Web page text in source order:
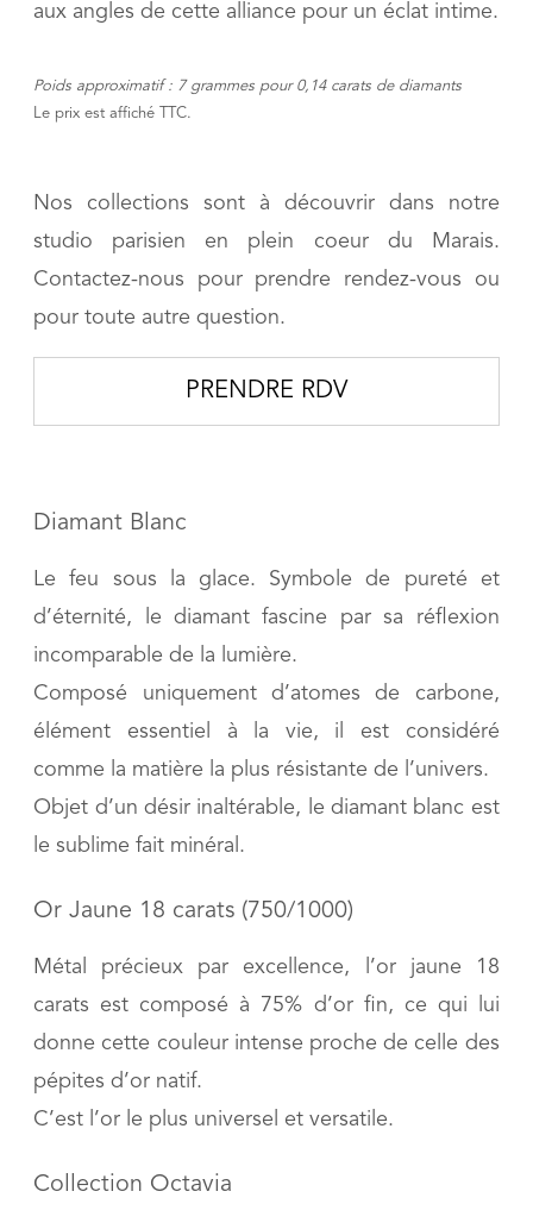
aux angles de cette alliance pour un éclat intime.
Poids approximatif : 7 grammes pour 0,14 carats de diamants
Le prix est affiché TTC.
Nos collections sont à découvrir dans notre
studio parisien en plein coeur du Marais.
Contactez-nous pour prendre rendez-vous ou
pour toute autre question.
PRENDRE RDV
Diamant Blanc
Le feu sous la glace. Symbole de pureté et
d’éternité, le diamant fascine par sa réflexion
incomparable de la lumière.
Composé uniquement d’atomes de carbone,
élément essentiel à la vie, il est considéré
comme la matière la plus résistante de l’univers.
Objet d’un désir inaltérable, le diamant blanc est
le sublime fait minéral.
Or Jaune 18 carats (750/1000)
Métal précieux par excellence, l’or jaune 18
carats est composé à 75% d’or fin, ce qui lui
donne cette couleur intense proche de celle des
pépites d’or natif.
C’est l’or le plus universel et versatile.
Collection Octavia